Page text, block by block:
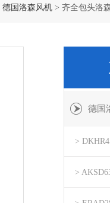
德国洛森风机 > 齐全包头洛
德国
>
>